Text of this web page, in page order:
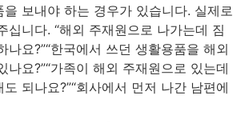
보내야 하는 경우가 있습니다. 실제로
십니다. “해외 주재원으로 나가는데 짐
나요?”“한국에서 쓰던 생활용품을 해외
나요?”“가족이 해외 주재원으로 있는데
되나요?”“회사에서 먼저 나간 남편에